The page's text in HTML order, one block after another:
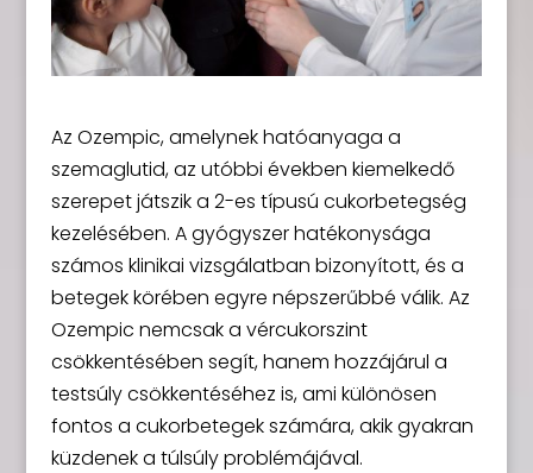
Az Ozempic, amelynek hatóanyaga a
szemaglutid, az utóbbi években kiemelkedő
szerepet játszik a 2-es típusú cukorbetegség
kezelésében. A gyógyszer hatékonysága
számos klinikai vizsgálatban bizonyított, és a
betegek körében egyre népszerűbbé válik. Az
Ozempic nemcsak a vércukorszint
csökkentésében segít, hanem hozzájárul a
testsúly csökkentéséhez is, ami különösen
fontos a cukorbetegek számára, akik gyakran
küzdenek a túlsúly problémájával.